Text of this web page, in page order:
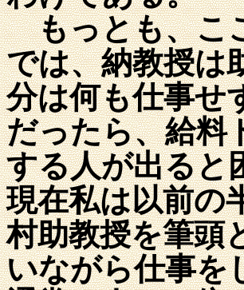
もっとも、こ
では、納教授は
分は何も仕事せ
だったら、給料
する人が出ると
現在私は以前の
村助教授を筆頭
いながら仕事を